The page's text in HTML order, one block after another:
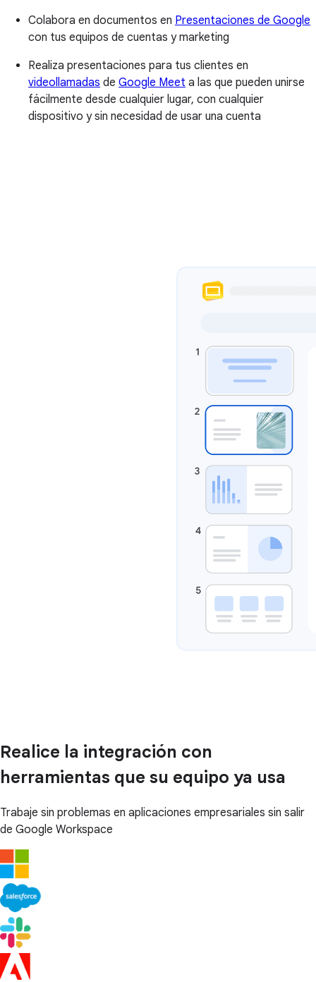
Colabora en documentos en Presentaciones de Google
con tus equipos de cuentas y marketing
Realiza presentaciones para tus clientes en
videollamadas de Google Meet a las que pueden unirse
fácilmente desde cualquier lugar, con cualquier
dispositivo y sin necesidad de usar una cuenta
Realice la integración con
herramientas que su equipo ya usa
Trabaje sin problemas en aplicaciones empresariales sin salir
de Google Workspace